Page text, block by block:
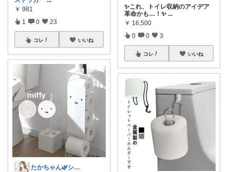
￥ 981
1 0 23
コレ いいね
たかちゃん🌿シンプルで心地よい暮らし
✨これ、トイレ収納のアイデア
革命かも…！✨ ...
￥ 16,500
0 0 3
コレ いいね